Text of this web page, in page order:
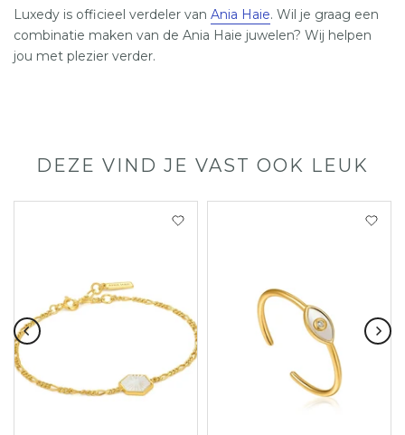
Luxedy is officieel verdeler van Ania Haie. Wil je graag een
combinatie maken van de Ania Haie juwelen? Wij helpen
jou met plezier verder.
DEZE VIND JE VAST OOK LEUK